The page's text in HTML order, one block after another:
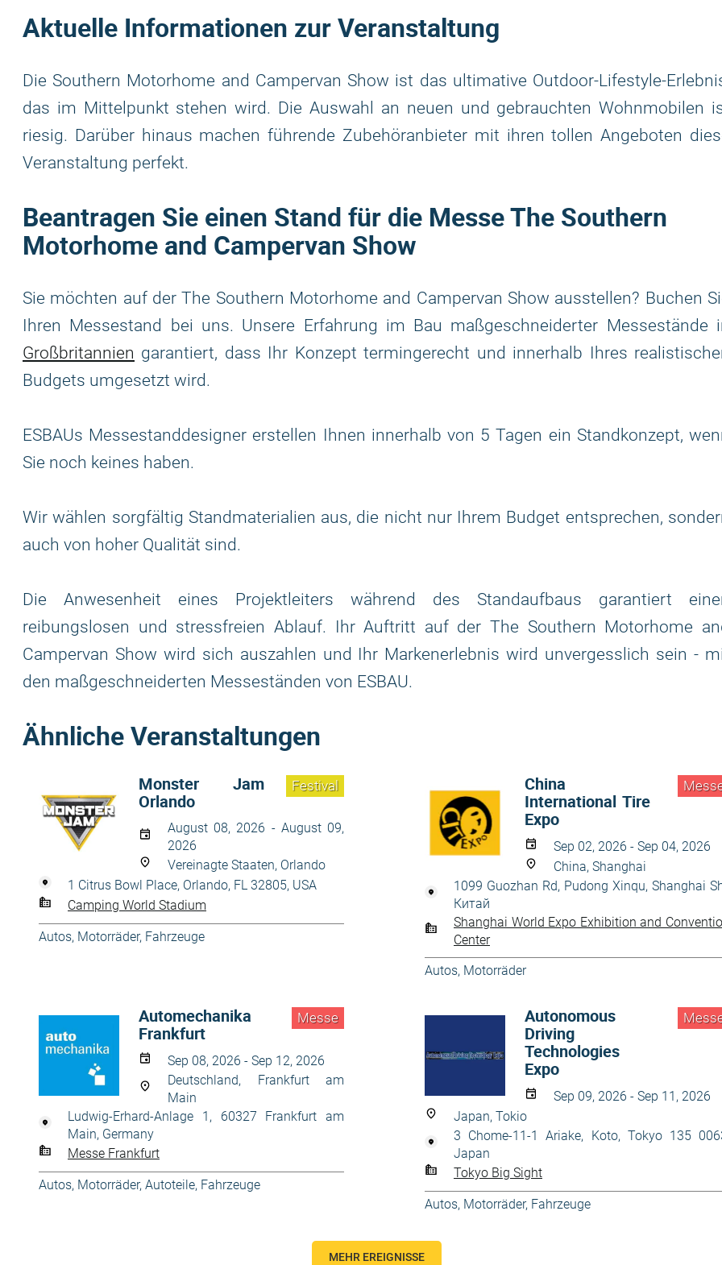
Aktuelle Informationen zur Veranstaltung
Die Southern Motorhome and Campervan Show ist das ultimative Outdoor-Lifestyle-
das im Mittelpunkt stehen wird. Die Auswahl an neuen und gebrauchten Wohnmobilen
riesig. Darüber hinaus machen führende Zubehöranbieter mit ihren tollen Angeboten
Veranstaltung perfekt.
Beantragen Sie einen Stand für die Messe The Southern
Motorhome and Campervan Show
Sie möchten auf der The Southern Motorhome and Campervan Show ausstellen? Buchen
Ihren Messestand bei uns. Unsere Erfahrung im Bau maßgeschneiderter Messestände
Großbritannien garantiert, dass Ihr Konzept termingerecht und innerhalb Ihres
Budgets umgesetzt wird.
ESBAUs Messestanddesigner erstellen Ihnen innerhalb von 5 Tagen ein Standkonzept,
Sie noch keines haben.
Wir wählen sorgfältig Standmaterialien aus, die nicht nur Ihrem Budget entsprechen,
auch von hoher Qualität sind.
Die Anwesenheit eines Projektleiters während des Standaufbaus garantiert
reibungslosen und stressfreien Ablauf. Ihr Auftritt auf der The Southern Motorhome
Campervan Show wird sich auszahlen und Ihr Markenerlebnis wird unvergesslich sein -
den maßgeschneiderten Messeständen von ESBAU.
Ähnliche Veranstaltungen
Festival
Monster Jam
Orlando
August 08, 2026 - August 09,
2026
Vereinagte Staaten, Orlando
1 Citrus Bowl Place, Orlando, FL 32805, USA
Camping World Stadium
Autos, Motorräder, Fahrzeuge
China
International Tire
Expo
Sep 02, 2026 - Sep 04, 2026
China, Shanghai
1099 Guozhan Rd, Pudong Xinqu, Shanghai
Китай
Shanghai World Expo Exhibition and
Center
Autos, Motorräder
Messe
Automechanika
Frankfurt
Sep 08, 2026 - Sep 12, 2026
Deutschland, Frankfurt am
Main
Ludwig-Erhard-Anlage 1, 60327 Frankfurt am
Main, Germany
Messe Frankfurt
Autos, Motorräder, Autoteile, Fahrzeuge
Autonomous
Driving
Technologies
Expo
Sep 09, 2026 - Sep 11, 2026
Japan, Tokio
3 Chome-11-1 Ariake, Koto, Tokyo 135
Japan
Tokyo Big Sight
Autos, Motorräder, Fahrzeuge
MEHR EREIGNISSE